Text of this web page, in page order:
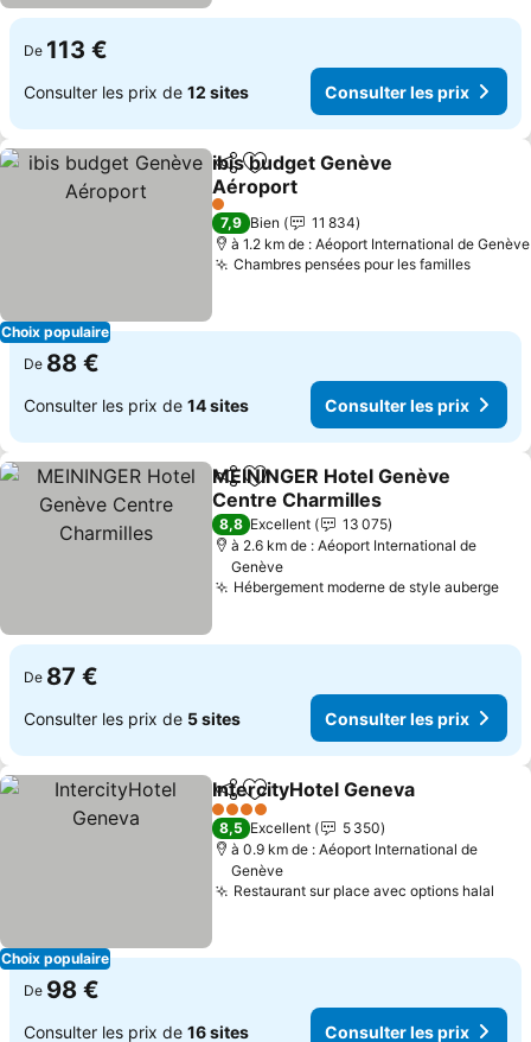
De 113 €
Consulter les prix de 12 sites Consulter les prix
Choix populaire
PartagerAjouter à mes favoris
ibis budget Genève
Aéroport
1 Étoiles
7,9 Bien
11 834
à 1.2 km de : Aéoport International de Genève
Chambres pensées pour les familles
De 88 €
Consulter les prix de 14 sites Consulter les prix
PartagerAjouter à mes favoris
MEININGER Hotel Genève
Centre Charmilles
8,8 Excellent
13 075
à 2.6 km de : Aéoport International de
Genève
Hébergement moderne de style auberge
De 87 €
Consulter les prix de 5 sites Consulter les prix
Choix populaire
PartagerAjouter à mes favoris
IntercityHotel Geneva
4 Étoiles
8,5 Excellent
5 350
à 0.9 km de : Aéoport International de
Genève
Restaurant sur place avec options halal
De 98 €
Consulter les prix de 16 sites Consulter les prix